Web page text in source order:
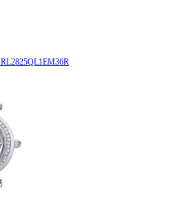
ساعة معصم رومانسون الطراز RL2825QL1EM36R